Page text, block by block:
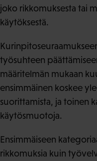
joko rikkomuksesta tai
käytöksestä.
työsuhteen
määritelmän mukaan
ensimmäinen koskee
suorittamista, ja toinen
käytösmuotoja.
Ensimmäiseen
rikkomuksia kuin